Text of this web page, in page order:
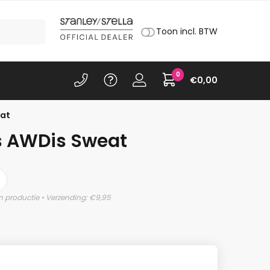
Toon incl. BTW
€0,00
0
Sweat
productie • Verzending: €9,95